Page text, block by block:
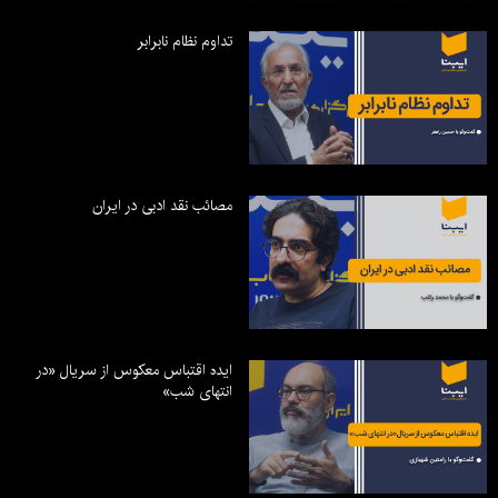
تداوم نظام نابرابر
مصائب نقد ادبی در ایران
ایده اقتباس معکوس از سریال «در
انتهای شب»